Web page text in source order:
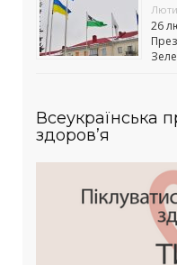
26
Всеукраїнська
здоров’я